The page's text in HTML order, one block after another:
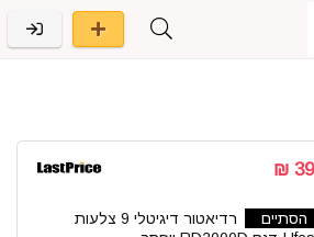
הסתיים
רדיאטור דיגיטלי 9 צלעות